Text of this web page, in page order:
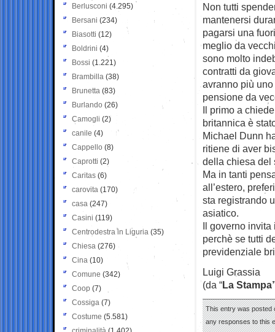
Non tutti
mantenersi
pagarsi una
meglio da
sono molto
contratti da
avranno più
pensione da
Il primo a
britannica è
Michael Dunn
ritiene di aver
della chiesa del
Ma in tanti
all’estero,
sta registrando
asiatico.
Il governo invita
perchè se tutti
previdenziale
Luigi Grassia
(da “La
This entry was posted
any responses to this
Berlusconi (4.295)
Bersani (234)
Biasotti (12)
Boldrini (4)
Bossi (1.221)
Brambilla (38)
Brunetta (83)
Burlando (26)
Camogli (2)
canile (4)
Cappello (8)
Caprotti (2)
Caritas (6)
carovita (170)
casa (247)
Casini (119)
Centrodestra in Liguria (35)
Chiesa (276)
Cina (10)
Comune (342)
Coop (7)
Cossiga (7)
Costume (5.581)